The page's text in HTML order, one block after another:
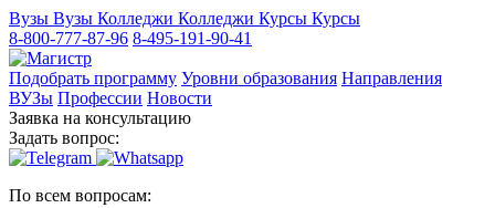
Вузы Вузы Колледжи Колледжи Курсы Курсы
8-800-777-87-96 8-495-191-90-41
Подобрать программу Уровни образования Направления
ВУЗы Профессии Новости
Заявка на консультацию
Задать вопрос:
По всем вопросам: